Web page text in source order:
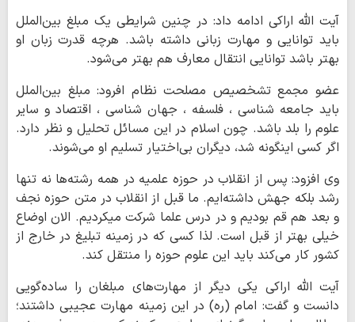
آیت الله اراکی ادامه داد: در چنین شرایطی یک مبلغ بین‌الملل
باید توانایی و مهارت زبانی داشته باشد. هرچه قدرت زبان او
بهتر باشد توانایی انتقال معارف هم بهتر می‌شود.
عضو مجمع تشخصیص مصلحت نظام افرود: مبلغ بین‌الملل
باید جامعه شناسی ، فلسفه ، جهان شناسی ، اقتصاد و سایر
علوم را بلد باشد. چون اسلام در این مسائل تحلیل و نظر دارد.
اگر کسی اینگونه شد، دیگران بی‌اختیار تسلیم او می‌شوند.
وی افزود: پس از انقلاب در حوزه علمیه در همه رشته‌ها نه تنها
رشد بلکه جهش داشته‌ایم. ما قبل از انقلاب در متن حوزه نجف
و بعد هم قم بودیم و در درس علما شرکت میکردیم. الان اوضاع
خیلی بهتر از قبل است. لذا کسی که در زمینه تبلیغ در خارج از
کشور کار می‌کند باید این علوم حوزه را منتقل کند.
آیت الله اراکی یکی دیگر از مهارت‌های مبلغان را ساده‌گویی
دانست و گفت: امام (ره) در این زمینه مهارت عجیبی داشتند؛